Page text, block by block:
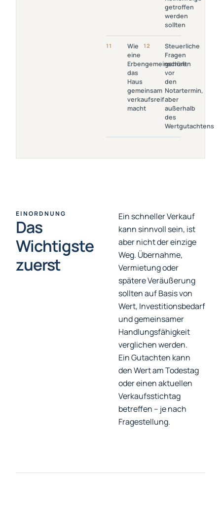
getroffen
werden
sollten
11
Wie
eine
Erbengemeinschaft
das
Haus
gemeinsam
verkaufsreif
macht
Eine
Erbengemeinschaft
Das Haus
Gemeinsam
Verkaufsreif Macht
12
Steuerliche
Fragen
gehören
vor
den
Notartermin,
aber
außerhalb
des
Wertgutachtens
Steuerliche
Fragen Gehören
Vor Den
Notartermin,
Aber Außerhalb
Des
Wertgutachtens
EINORDNUNG
Das
Wichtigste
zuerst
Ein schneller Verkauf
kann sinnvoll sein, ist
aber nicht der einzige
Weg. Übernahme,
Vermietung oder
spätere Veräußerung
sollten auf Basis von
Wert, Investitionsbedarf
und gemeinsamer
Handlungsfähigkeit
verglichen werden.
Ein Gutachten kann
den Wert am Todestag
oder einen aktuellen
Verkaufsstichtag
betreffen – je nach
Fragestellung.